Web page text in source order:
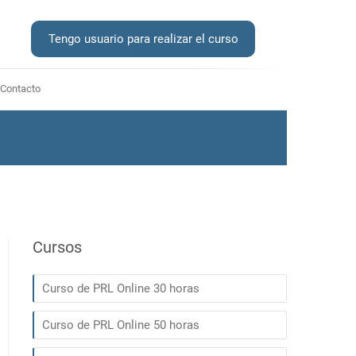
Tengo usuario para realizar el curso
Contacto
Cursos
Curso de PRL Online 30 horas
Curso de PRL Online 50 horas